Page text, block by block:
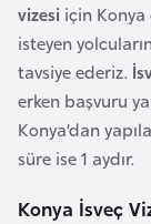
vizesi için
isteyen
tavsiye ederiz.
erken başvuru
Konya’dan
süre ise 1 aydır.
Konya İsveç
a